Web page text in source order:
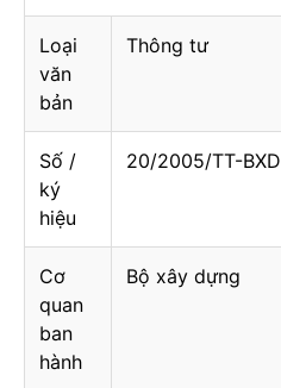
Loại
văn
bản
Thông tư
Số /
ký
hiệu
20/2005/TT-BXD
Cơ
quan
ban
hành
Bộ xây dựng